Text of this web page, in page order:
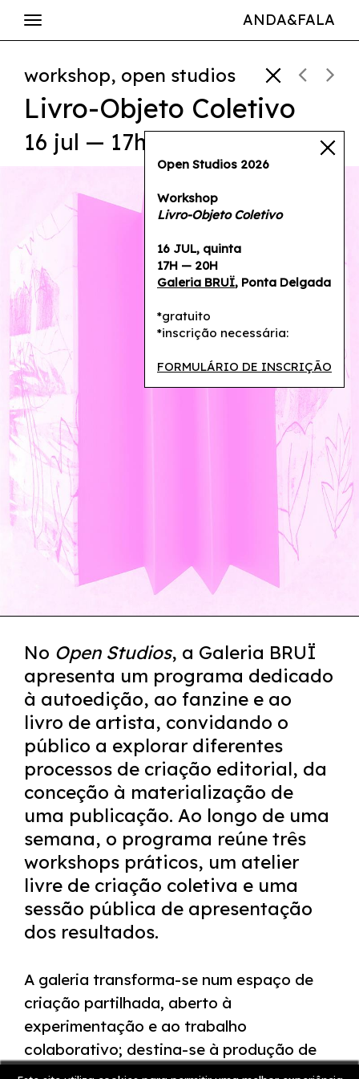
ANDA&FALA
workshop, open studios
Livro-Objeto Coletivo
16 jul — 17h—20h
No Open Studios, a Galeria BRUÏ
apresenta um programa dedicado
à autoedição, ao fanzine e ao
livro de artista, convidando o
público a explorar diferentes
processos de criação editorial, da
conceção à materialização de
uma publicação. Ao longo de uma
semana, o programa reúne três
workshops práticos, um atelier
livre de criação coletiva e uma
sessão pública de apresentação
dos resultados.
A galeria transforma-se num espaço de
criação partilhada, aberto à
experimentação e ao trabalho
colaborativo; destina-se à produção de
um livro coletivo dedicado ao tema do
Open Studios 2026
Workshop
Livro-Objeto Coletivo
16 JUL, quinta
17H — 20H
Galeria BRUÏ, Ponta Delgada
*gratuito
*inscrição necessária:
FORMULÁRIO DE INSCRIÇÃO